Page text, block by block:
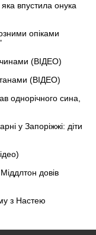
впустила онука
опіками
(ВІДЕО)
(ВІДЕО)
однорічного сина,
у Запоріжжі: діти
довів
з Настею